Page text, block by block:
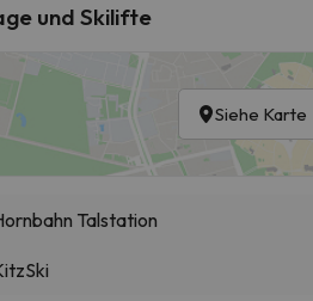
und Skilifte
Siehe Karte
Talstation